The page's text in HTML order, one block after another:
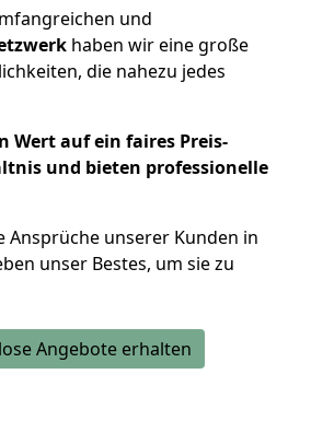
und
haben wir eine große
die nahezu jedes
Wert auf ein faires Preis-
und bieten professionelle
Ansprüche unserer Kunden in
unser Bestes, um sie zu
Angebote erhalten